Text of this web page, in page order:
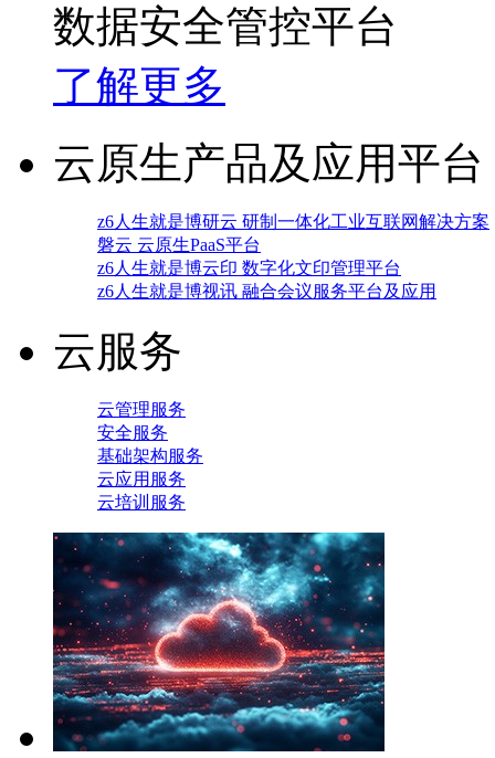
数据安全管控平台
了解更多
云原生产品及应用平台
z6人生就是博研云 研制一体化工业互联网解决方案
磐云 云原生PaaS平台
z6人生就是博云印 数字化文印管理平台
z6人生就是博视讯 融合会议服务平台及应用
云服务
云管理服务
安全服务
基础架构服务
云应用服务
云培训服务